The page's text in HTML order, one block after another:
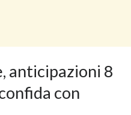
anticipazioni 8
con